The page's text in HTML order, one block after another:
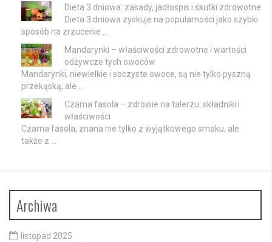
Dieta 3 dniowa: zasady, jadłospis i skutki zdrowotne
Dieta 3 dniowa zyskuje na popularności jako szybki
sposób na zrzucenie …
Mandarynki – właściwości zdrowotne i wartości
odżywcze tych owoców
Mandarynki, niewielkie i soczyste owoce, są nie tylko pyszną
przekąską, ale …
Czarna fasola – zdrowie na talerzu: składniki i
właściwości
Czarna fasola, znana nie tylko z wyjątkowego smaku, ale
także z …
Archiwa
listopad 2025